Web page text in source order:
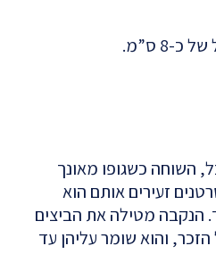
8 ס”מ.
השוחה כשגופו מאונך
זעירים אותם הוא
הנקבה מטילה את הביצים
והוא שומר עליהן עד